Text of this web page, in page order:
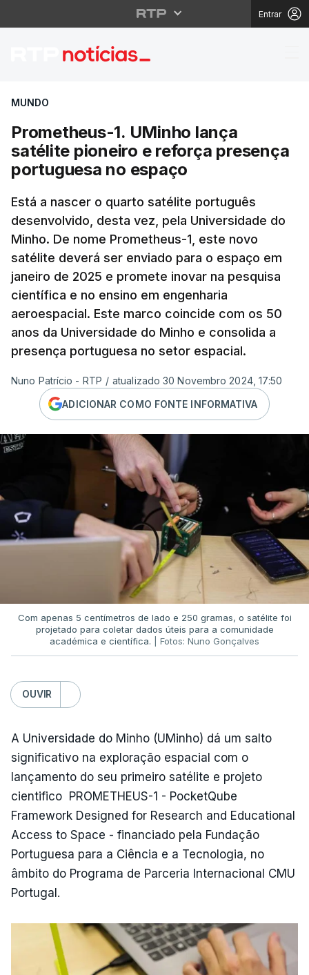
Entrar
Prometheus-1.
MUNDO
Prometheus-1. UMinho lança
satélite pioneiro e reforça presença
portuguesa no espaço
Está a nascer o quarto satélite português
desenvolvido, desta vez, pela Universidade do
Minho. De nome Prometheus-1, este novo
satélite deverá ser enviado para o espaço em
janeiro de 2025 e promete inovar na pesquisa
científica e no ensino em engenharia
aeroespacial. Este marco coincide com os 50
anos da Universidade do Minho e consolida a
presença portuguesa no setor espacial.
Nuno Patrício - RTP / atualizado 30 Novembro 2024, 17:50
ADICIONAR COMO FONTE INFORMATIVA
Com apenas 5 centímetros de lado e 250 gramas, o satélite foi
projetado para coletar dados úteis para a comunidade
académica e científica.
| Fotos: Nuno Gonçalves
OUVIR
A Universidade do Minho (UMinho) dá um salto
significativo na exploração espacial com o
lançamento do seu primeiro satélite e projeto
cientifico PROMETHEUS-1 - PocketQube
Framework Designed for Research and Educational
Access to Space - financiado pela Fundação
Portuguesa para a Ciência e a Tecnologia, no
âmbito do Programa de Parceria Internacional CMU
Portugal.